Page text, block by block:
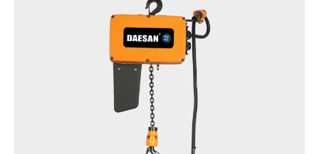
Smart Hoist
DL / EDL(Inverter type)
125kg, 250kg, 490(500)kg